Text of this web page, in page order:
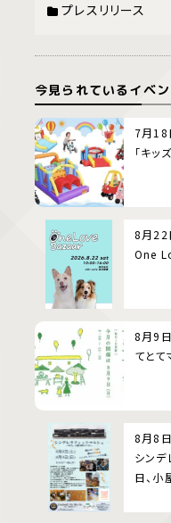
プレスリリース
今見られているイベ
7月18
「キッ
8月22
One
8月9
てとて
8月8
シンデ
日、